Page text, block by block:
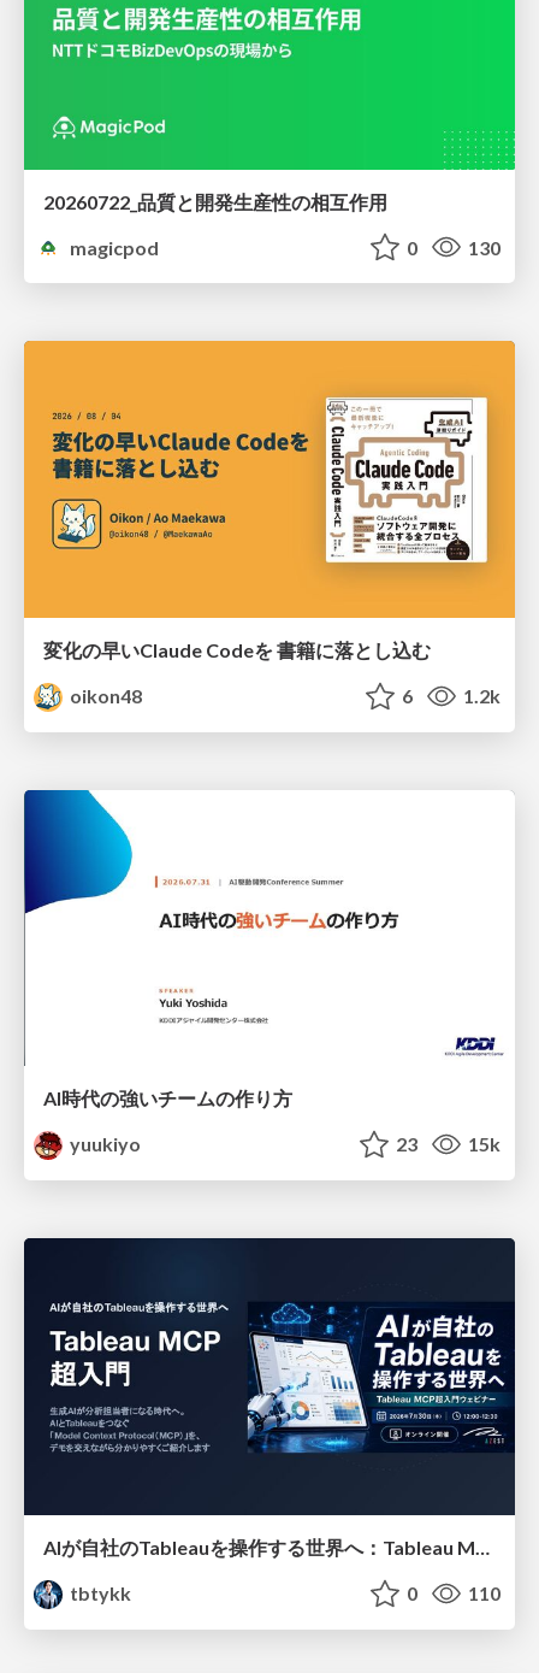
20260722_品質と開発生産性の相互作用
magicpod
0 130
変化の早いClaude Codeを 書籍に落とし込む
oikon48
6 1.2k
AI時代の強いチームの作り方
yuukiyo
23 15k
tbtykk
0 110